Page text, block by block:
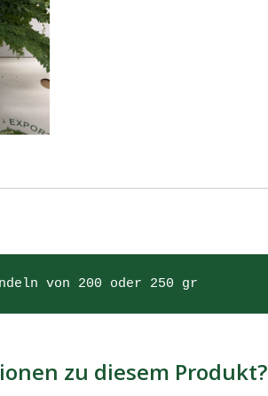
von 200 oder 250 gr
zu diesem Produkt?